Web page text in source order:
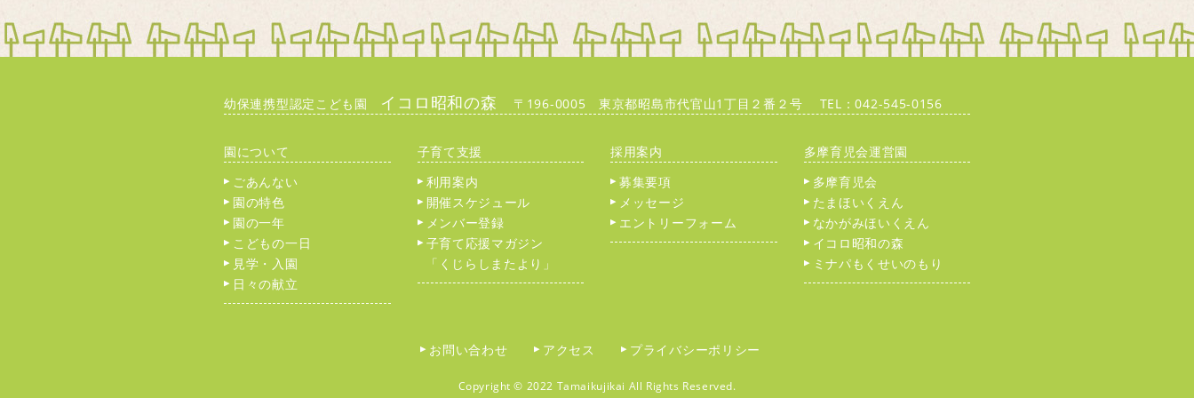
幼保連携型認定こども園 イコロ昭和の森 〒196-0005 東京都昭島市代官山1丁目２番２号 TEL：042-545-0156
園について
ごあんない
園の特色
園の一年
こどもの一日
見学・入園
日々の献立
子育て支援
利用案内
開催スケジュール
メンバー登録
子育て応援マガジン
「くじらしまたより」
採用案内
募集要項
メッセージ
エントリーフォーム
多摩育児会運営園
多摩育児会
たまほいくえん
なかがみほいくえん
イコロ昭和の森
ミナパもくせいのもり
お問い合わせ アクセス プライバシーポリシー
Copyright © 2022 Tamaikujikai All Rights Reserved.